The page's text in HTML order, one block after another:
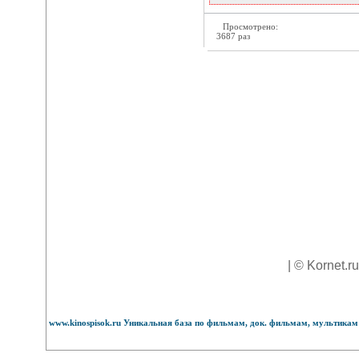
Просмотрено:
3687 раз
| ©
www.kinospisok.ru Уникальная база по фильмам, док. фильмам,